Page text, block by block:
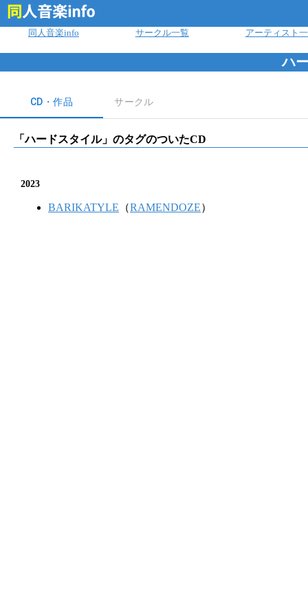
同人音楽info サークル一覧 アーティスト
ハ
CD・作品 サークル
「ハードスタイル」のタグのついたCD
2023
BARIKATYLE （RAMENDOZE）